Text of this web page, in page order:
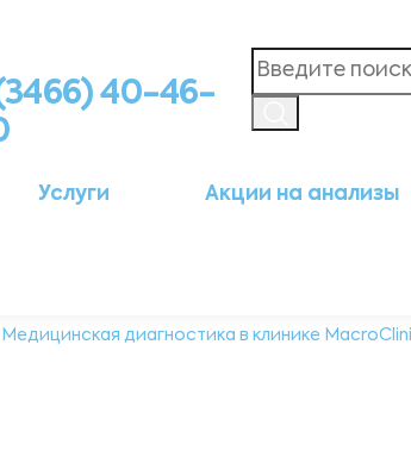
40-46-
Услуги Акции на анализы
Медицинская диагностика в клинике